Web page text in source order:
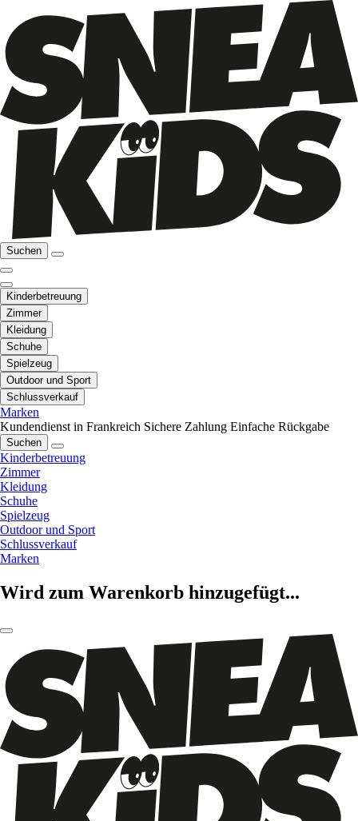
Suchen
Kinderbetreuung
Zimmer
Kleidung
Schuhe
Spielzeug
Outdoor und Sport
Schlussverkauf
Marken
Kundendienst in Frankreich Sichere Zahlung Einfache Rückgabe
Suchen
Kinderbetreuung
Zimmer
Kleidung
Schuhe
Spielzeug
Outdoor und Sport
Schlussverkauf
Marken
Wird zum Warenkorb hinzugefügt...